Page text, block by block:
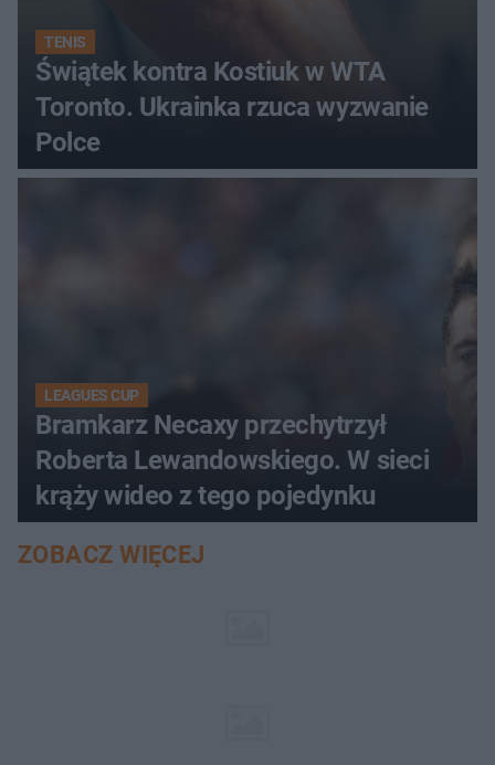
TENIS
Świątek kontra Kostiuk w WTA
Toronto. Ukrainka rzuca wyzwanie
Polce
LEAGUES CUP
Bramkarz Necaxy przechytrzył
Roberta Lewandowskiego. W sieci
krąży wideo z tego pojedynku
ZOBACZ WIĘCEJ